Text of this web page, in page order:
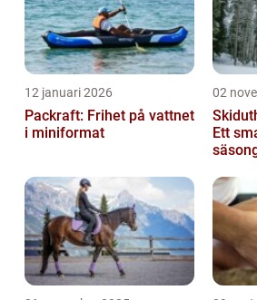
12 januari 2026
Packraft: Frihet på vattnet
i miniformat
02
Ett